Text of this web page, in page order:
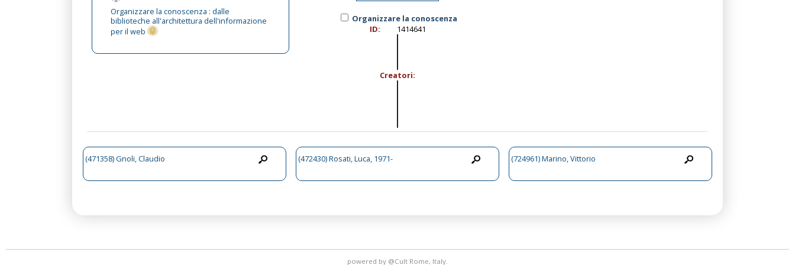
Organizzare la conoscenza : dalle
biblioteche all'architettura dell'informazione
per il web
Organizzare la conoscenza
ID:
1414641
Creatori:
(471358) Gnoli, Claudio (472430) Rosati, Luca, 1971- (724961) Marino, Vittorio
powered by @Cult Rome, Italy.